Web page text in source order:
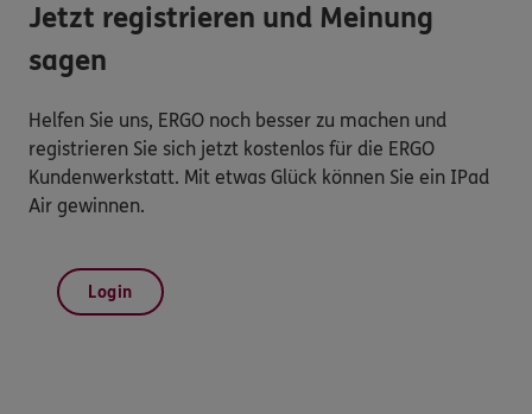
Jetzt registrieren und Meinung
sagen
Helfen Sie uns, ERGO noch besser zu machen und
registrieren Sie sich jetzt kostenlos für die ERGO
Kundenwerkstatt. Mit etwas Glück können Sie ein IPad
Air gewinnen.
Login